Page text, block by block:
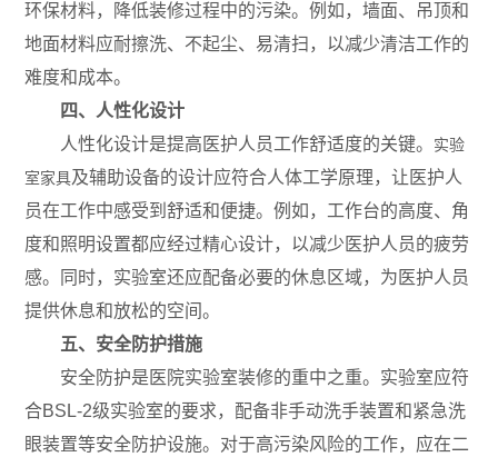
环保材料，降低装修过程中的污染。例如，墙面、吊顶和
地面材料应耐擦洗、不起尘、易清扫，以减少清洁工作的
难度和成本。
四、人性化设计
人性化设计是提高医护人员工作舒适度的关键。 实验
室家具及辅助设备的设计应符合人体工学原理，让医护人
员在工作中感受到舒适和便捷。例如，工作台的高度、角
度和照明设置都应经过精心设计，以减少医护人员的疲劳
感。同时，实验室还应配备必要的休息区域，为医护人员
提供休息和放松的空间。
五、安全防护措施
安全防护是医院实验室装修的重中之重。实验室应符
合BSL-2级实验室的要求，配备非手动洗手装置和紧急洗
眼装置等安全防护设施。对于高污染风险的工作，应在二